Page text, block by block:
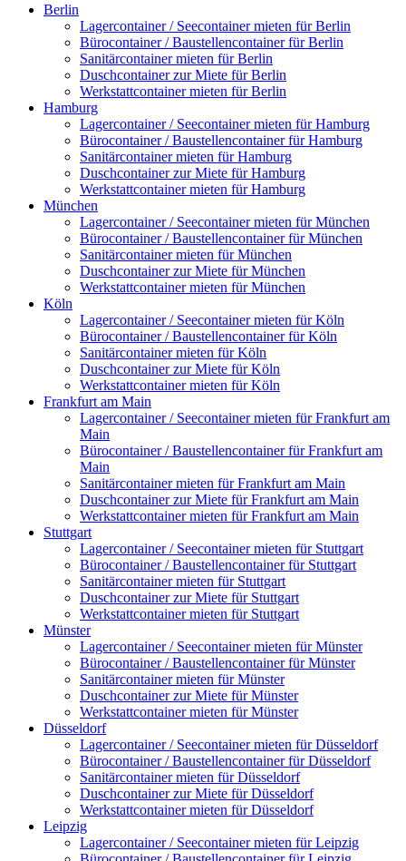
Berlin
Lagercontainer / Seecontainer mieten für Berlin
Bürocontainer / Baustellencontainer für Berlin
Sanitärcontainer mieten für Berlin
Duschcontainer zur Miete für Berlin
Werkstattcontainer mieten für Berlin
Hamburg
Lagercontainer / Seecontainer mieten für Hamburg
Bürocontainer / Baustellencontainer für Hamburg
Sanitärcontainer mieten für Hamburg
Duschcontainer zur Miete für Hamburg
Werkstattcontainer mieten für Hamburg
München
Lagercontainer / Seecontainer mieten für München
Bürocontainer / Baustellencontainer für München
Sanitärcontainer mieten für München
Duschcontainer zur Miete für München
Werkstattcontainer mieten für München
Köln
Lagercontainer / Seecontainer mieten für Köln
Bürocontainer / Baustellencontainer für Köln
Sanitärcontainer mieten für Köln
Duschcontainer zur Miete für Köln
Werkstattcontainer mieten für Köln
Frankfurt am Main
Lagercontainer / Seecontainer mieten für Frankfurt am
Main
Bürocontainer / Baustellencontainer für Frankfurt am
Main
Sanitärcontainer mieten für Frankfurt am Main
Duschcontainer zur Miete für Frankfurt am Main
Werkstattcontainer mieten für Frankfurt am Main
Stuttgart
Lagercontainer / Seecontainer mieten für Stuttgart
Bürocontainer / Baustellencontainer für Stuttgart
Sanitärcontainer mieten für Stuttgart
Duschcontainer zur Miete für Stuttgart
Werkstattcontainer mieten für Stuttgart
Münster
Lagercontainer / Seecontainer mieten für Münster
Bürocontainer / Baustellencontainer für Münster
Sanitärcontainer mieten für Münster
Duschcontainer zur Miete für Münster
Werkstattcontainer mieten für Münster
Düsseldorf
Lagercontainer / Seecontainer mieten für Düsseldorf
Bürocontainer / Baustellencontainer für Düsseldorf
Sanitärcontainer mieten für Düsseldorf
Duschcontainer zur Miete für Düsseldorf
Werkstattcontainer mieten für Düsseldorf
Leipzig
Lagercontainer / Seecontainer mieten für Leipzig